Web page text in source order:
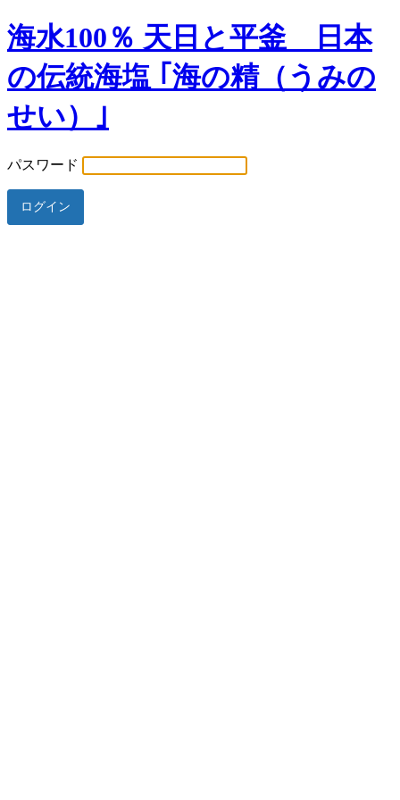
海水100％ 天日と平釜 日本
の伝統海塩 ｢海の精（うみの
せい）｣
パスワード